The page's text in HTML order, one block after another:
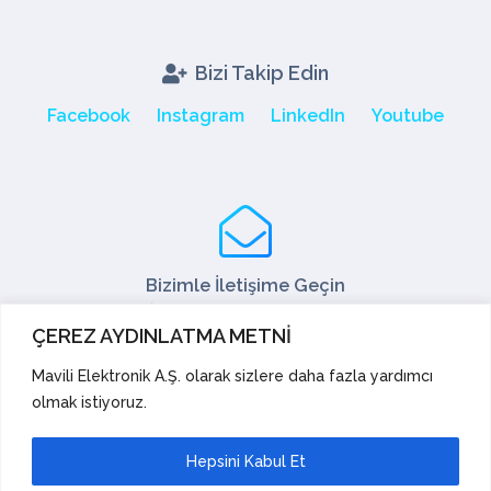
ÇEREZ AYDINLATMA METNİ
Mavili Elektronik A.Ş. olarak sizlere daha fazla yardımcı
olmak istiyoruz.
Hepsini Kabul Et
Bizi Takip Edin
Facebook Instagram LinkedIn Youtube
Bizimle İletişime Geçin
Fax: +90 216 466 45 10
satis@mavili.com.tr
Satış Destek
İhracat
Akademi
Öneri ve Şikayetler